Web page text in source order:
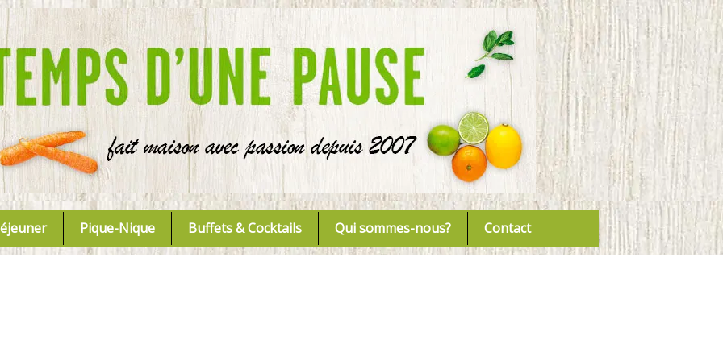
Pique-Nique Buffets & Cocktails Qui sommes-nous? Contact